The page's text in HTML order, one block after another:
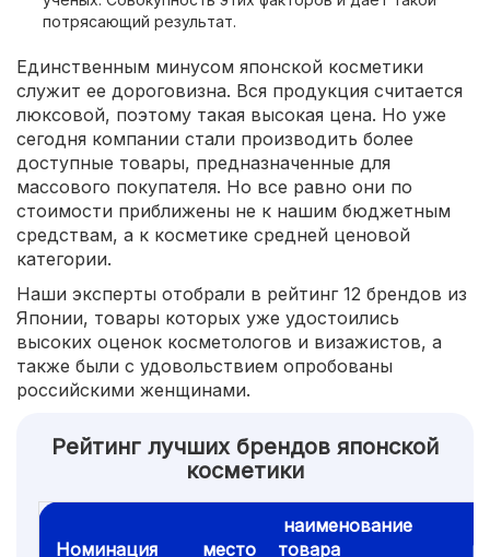
потрясающий результат.
Единственным минусом японской косметики
служит ее дороговизна. Вся продукция считается
люксовой, поэтому такая высокая цена. Но уже
сегодня компании стали производить более
доступные товары, предназначенные для
массового покупателя. Но все равно они по
стоимости приближены не к нашим бюджетным
средствам, а к косметике средней ценовой
категории.
Наши эксперты отобрали в рейтинг 12 брендов из
Японии, товары которых уже удостоились
высоких оценок косметологов и визажистов, а
также были с удовольствием опробованы
российскими женщинами.
Рейтинг лучших брендов японской
косметики
Номинация место
наименование
товара